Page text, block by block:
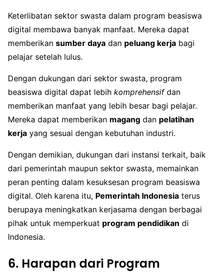
Keterlibatan sektor swasta dalam program beasiswa
digital membawa banyak manfaat. Mereka dapat
memberikan sumber daya dan peluang kerja bagi
pelajar setelah lulus.
Dengan dukungan dari sektor swasta, program
beasiswa digital dapat lebih komprehensifdan
memberikan manfaat yang lebih besar bagi pelajar.
Mereka dapat memberikan magang dan pelatihan
kerja yang sesuai dengan kebutuhan industri.
Dengan demikian, dukungan dari instansi terkait, baik
dari pemerintah maupun sektor swasta, memainkan
peran penting dalam kesuksesan program beasiswa
digital. Oleh karena itu, Pemerintah Indonesia terus
berupaya meningkatkan kerjasama dengan berbagai
pihak untuk memperkuat program pendidikan di
Indonesia.
6. Harapan dari Program